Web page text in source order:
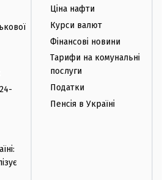
Ціна нафти
Курси валют
Фінансові новини
Тарифи на комунальні
послуги
Податки
Пенсія в Україні